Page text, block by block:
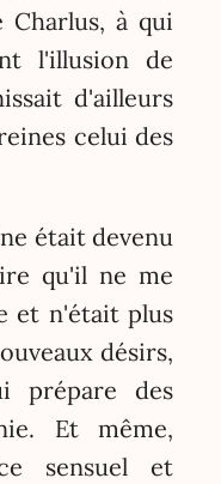
à qui
l'illusion de
d'ailleurs
celui des
était devenu
qu'il ne me
et n'était plus
désirs,
prépare des
Et même,
sensuel et